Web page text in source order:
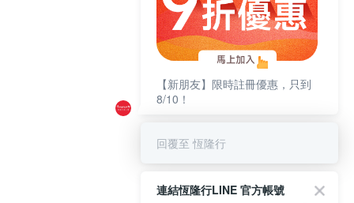
【新朋友】限時註冊優惠，只到
8/10！
回覆至 恆隆行
連結恆隆行LINE 官方帳號